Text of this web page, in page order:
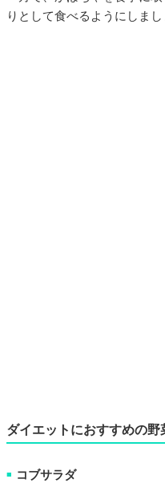
りとして食べるようにしまし
ダイエットにおすすめの野
■ コブサラダ